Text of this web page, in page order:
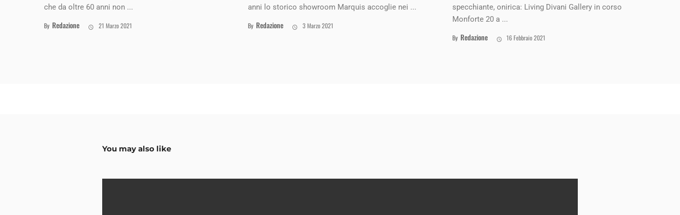
che da oltre 60 anni non ...
By Redazione 21 Marzo 2021
anni lo storico showroom Marquis accoglie nei ...
By Redazione 3 Marzo 2021
specchiante, onirica: Living Divani Gallery in corso
Monforte 20 a ...
By Redazione 16 Febbraio 2021
You may also like